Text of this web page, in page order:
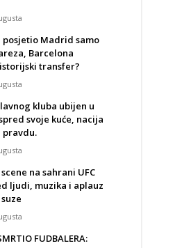
posjetio Madrid samo
Barcelona
transfer?
kluba ubijen u
svoje kuće, nacija
pravdu.
na sahrani UFC
ljudi, muzika i aplauz
FUDBALERA: